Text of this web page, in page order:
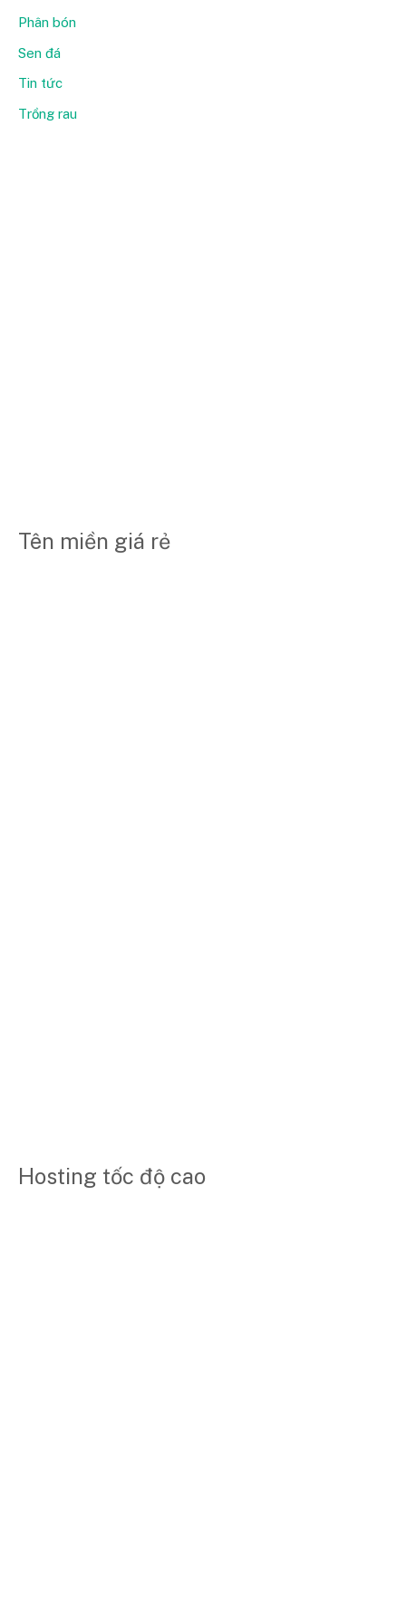
Phân bón
Sen đá
Tin tức
Trồng rau
Tên miền giá rẻ
Hosting tốc độ cao